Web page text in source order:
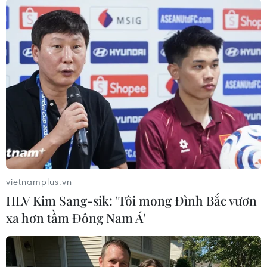
triệu đồng
Sau khi giảm tới 7,4 triệu đồng/lượng chỉ trong
một ngày, thị trường vàng trong nước sáng 9/6 đi
ngang, theo đó cả vàng nhẫn và SJC cùng niêm
yết 138,8-143,8 triệu đồng/lượng (mua vào-bán ra).
(Vietnam+)
vietnamplus.vn
HLV Kim Sang-sik: 'Tôi mong Đình Bắc vươn
xa hơn tầm Đông Nam Á'